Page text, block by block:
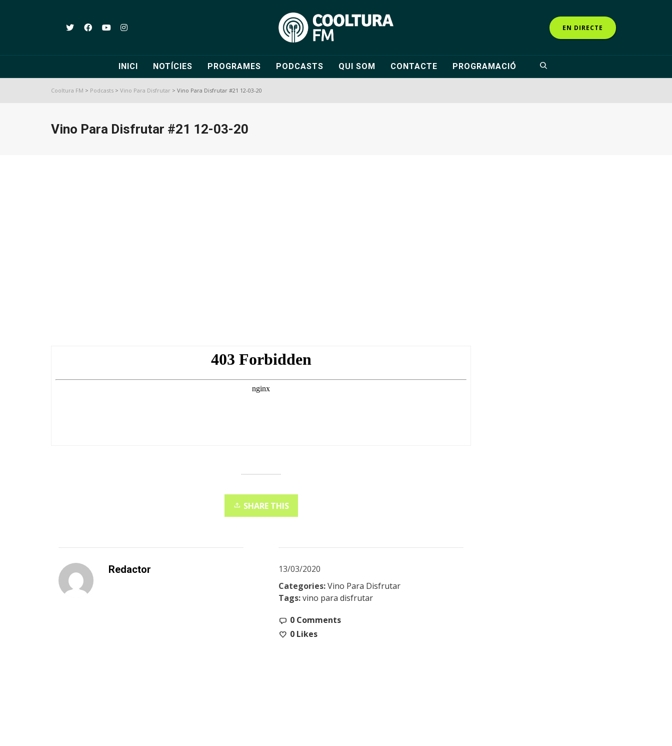
EN DIRECTE
INICI NOTÍCIES PROGRAMES PODCASTS QUI SOM CONTACTE PROGRAMACIÓ
Cooltura FM > Podcasts > Vino Para Disfrutar > Vino Para Disfrutar #21 12-03-20
Vino Para Disfrutar #21 12-03-20
SHARE THIS
Redactor
13/03/2020
Categories: Vino Para Disfrutar
Tags: vino para disfrutar
0 Comments
0 Likes